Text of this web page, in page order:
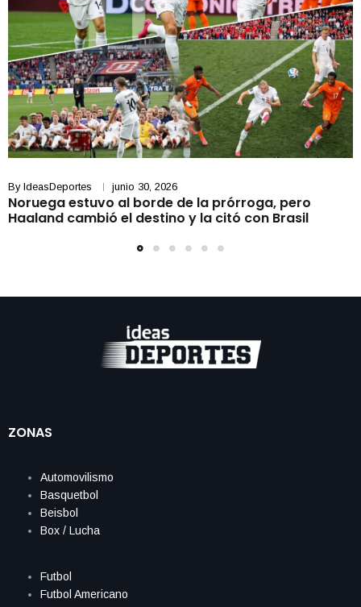
By IdeasDeportes junio 30, 2026
Noruega estuvo al borde de la prórroga, pero
Haaland cambió el destino y la citó con Brasil
ZONAS
Automovilismo
Basquetbol
Beisbol
Box / Lucha
Futbol
Futbol Americano